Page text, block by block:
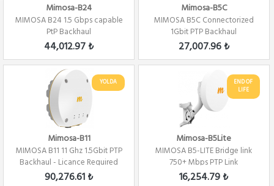
Mimosa-B24
MIMOSA B24 1.5 Gbps capable
PtP Backhaul
44,012.97 ₺
Mimosa-B5C
MIMOSA B5C Connectorized
1Gbit PTP Backhaul
27,007.96 ₺
YOLDA
Mimosa-B11
MIMOSA B11 11 Ghz 1.5Gbit PTP
Backhaul - Licance Required
90,276.61 ₺
END OF
LIFE
Mimosa-B5Lite
MIMOSA B5-LITE Bridge link
750+ Mbps PTP Link
16,254.79 ₺